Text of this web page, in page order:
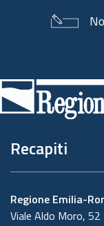
di
pagina
Recapiti
Regione Emilia-
Viale Aldo Moro, 52